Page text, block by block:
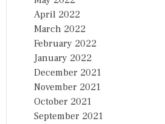
April 2022
March 2022
February 2022
January 2022
December 2021
November 2021
October 2021
September 2021